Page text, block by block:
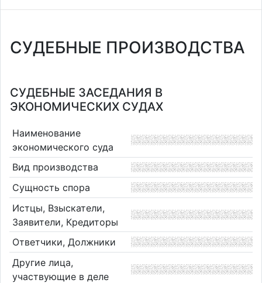
СУДЕБНЫЕ ПРОИЗВОДСТВА
СУДЕБНЫЕ ЗАСЕДАНИЯ В
ЭКОНОМИЧЕСКИХ СУДАХ
Наименование
экономического суда
Вид производства
Сущность спора
Истцы, Взыскатели,
Заявители, Кредиторы
Ответчики, Должники
Другие лица,
участвующие в деле